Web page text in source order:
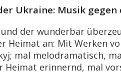
Ukraine: Musik gegen
der wunderbar
Heimat an: Mit Werken
mal melodramatisch,
Heimat erinnernd, mal